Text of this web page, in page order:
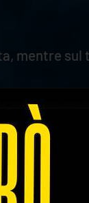
mentre sul